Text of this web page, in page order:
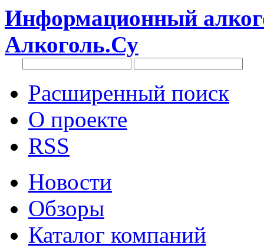
Информационный
Алкоголь.Су
Расширенный поиск
О проекте
RSS
Новости
Обзоры
Каталог компаний